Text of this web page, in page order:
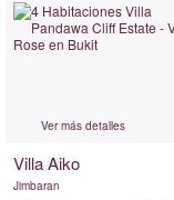
Ver más detalles
Villa Aiko
Jimbaran